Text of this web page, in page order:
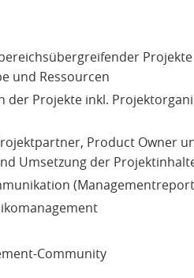
und Ressourcen
Projekte inkl.
Product Owner
Umsetzung der
Community